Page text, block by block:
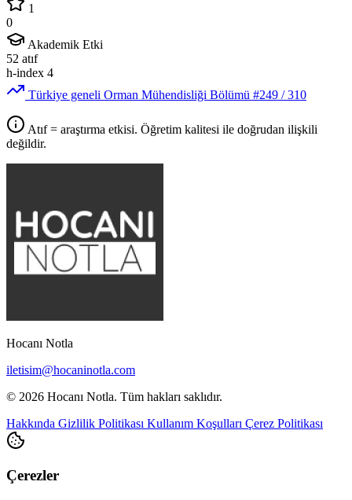
1
0
Akademik Etki
52 atıf
h-index 4
Türkiye geneli Orman Mühendisliği Bölümü #249 / 310
Atıf = araştırma etkisi. Öğretim kalitesi ile doğrudan ilişkili
değildir.
Hocanı Notla
iletisim@hocaninotla.com
© 2026 Hocanı Notla. Tüm hakları saklıdır.
Hakkında Gizlilik Politikası Kullanım Koşulları Çerez Politikası
Çerezler